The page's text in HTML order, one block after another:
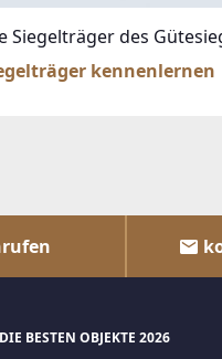
Siegelträger des
kennenlernen
BESTEN OBJEKTE 2026